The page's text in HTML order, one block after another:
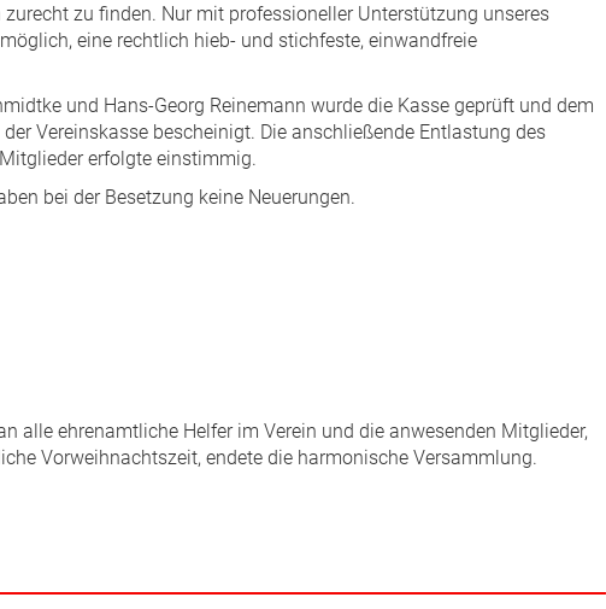
zu finden. Nur mit professioneller Unterstützung unseres
eine rechtlich hieb- und stichfeste, einwandfreie
und Hans-Georg Reinemann wurde die Kasse geprüft und dem
Vereinskasse bescheinigt. Die anschließende Entlastung des
erfolgte einstimmig.
bei der Besetzung keine Neuerungen.
alle ehrenamtliche Helfer im Verein und die anwesenden Mitglieder,
Vorweihnachtszeit, endete die harmonische Versammlung.